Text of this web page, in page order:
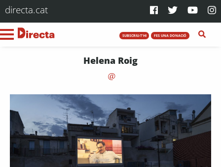
directa.cat
SUBSCRIU-T'HI FES UNA DONACIÓ
Helena Roig